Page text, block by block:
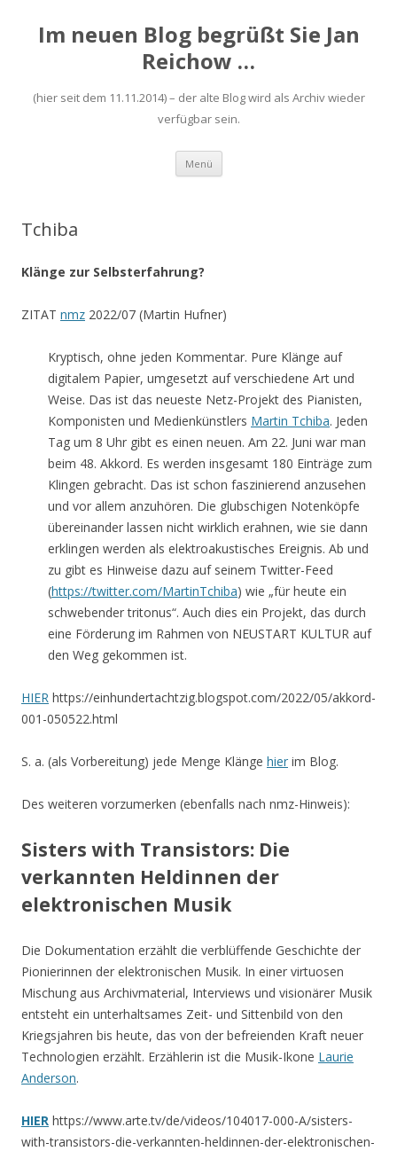
Im neuen Blog begrüßt Sie Jan
Reichow …
(hier seit dem 11.11.2014) – der alte Blog wird als Archiv wieder
verfügbar sein.
Menü Zum
springen
Tchiba
Klänge zur Selbsterfahrung?
ZITAT nmz 2022/07 (Martin Hufner)
Kryptisch, ohne jeden Kommentar. Pure Klänge auf
digitalem Papier, umgesetzt auf verschiedene Art und
Weise. Das ist das neueste Netz-Projekt des Pianisten,
Komponisten und Medienkünstlers Martin Tchiba. Jeden
Tag um 8 Uhr gibt es einen neuen. Am 22. Juni war man
beim 48. Akkord. Es werden insgesamt 180 Einträge zum
Klingen gebracht. Das ist schon faszinierend anzusehen
und vor allem anzuhören. Die glubschigen Notenköpfe
übereinander lassen nicht wirklich erahnen, wie sie dann
erklingen werden als elektroakustisches Ereignis. Ab und
zu gibt es Hinweise dazu auf seinem Twitter-Feed
(https://twitter.com/MartinTchiba) wie „für heute ein
schwebender tritonus“. Auch dies ein Projekt, das durch
eine Förderung im Rahmen von NEUSTART KULTUR auf
den Weg gekommen ist.
HIER https://einhundertachtzig.blogspot.com/2022/05/akkord-
001-050522.html
S. a. (als Vorbereitung) jede Menge Klänge hier im Blog.
Des weiteren vorzumerken (ebenfalls nach nmz-Hinweis):
Sisters with Transistors: Die
verkannten Heldinnen der
elektronischen Musik
Die Dokumentation erzählt die verblüffende Geschichte der
Pionierinnen der elektronischen Musik. In einer virtuosen
Mischung aus Archivmaterial, Interviews und visionärer Musik
entsteht ein unterhaltsames Zeit- und Sittenbild von den
Kriegsjahren bis heute, das von der befreienden Kraft neuer
Technologien erzählt. Erzählerin ist die Musik-Ikone Laurie
Anderson.
HIER https://www.arte.tv/de/videos/104017-000-A/sisters-
with-transistors-die-verkannten-heldinnen-der-elektronischen-